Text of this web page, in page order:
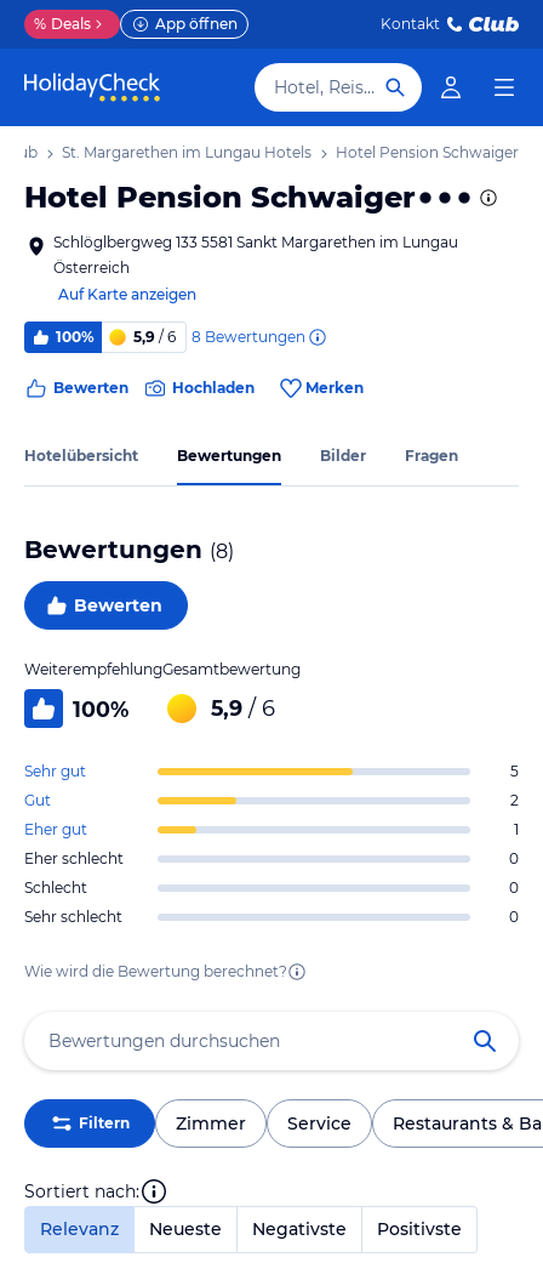
% Deals App öffnen Kontakt
Hotel, Reiseziel
St. Margarethen im Lungau Hotels Hotel Pension Schwaiger
Hotel Pension Schwaiger
Schlöglbergweg 133 5581 Sankt Margarethen im Lungau
Österreich
Auf Karte anzeigen
100% 5,9 / 6 8 Bewertungen
Bewerten Hochladen Merken
Hotelübersicht Bewertungen Bilder Fragen
Bewertungen (8)
Bewerten
Weiterempfehlung
100%
Gesamtbewertung
5,9 / 6
Sehr gut
5
Gut
2
Eher gut
1
Eher schlecht
0
Schlecht
0
Sehr schlecht
0
Wie wird die Bewertung berechnet?
Filtern Zimmer Service Restaurants &
Sortiert nach:
Relevanz
Neueste Negativste Positivste